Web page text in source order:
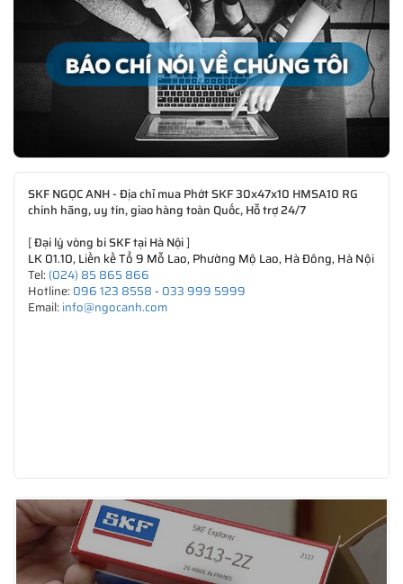
SKF NGỌC ANH - Địa chỉ mua Phớt SKF 30x47x10 HMSA10 RG
chính hãng, uy tín, giao hàng toàn Quốc, Hỗ trợ 24/7
[Đại lý vòng bi SKF tại Hà Nội]
LK 01.10, Liền kề Tổ 9 Mỗ Lao, Phường Mộ Lao, Hà Đông, Hà Nội
Tel: (024) 85 865 866
Hotline: 096 123 8558- 033 999 5999
Email: info@ngocanh.com